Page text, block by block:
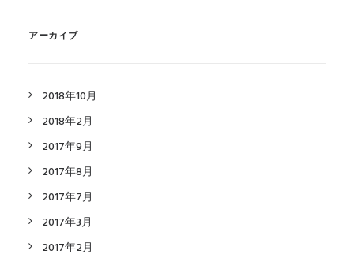
アーカイブ
2018年10月
2018年2月
2017年9月
2017年8月
2017年7月
2017年3月
2017年2月